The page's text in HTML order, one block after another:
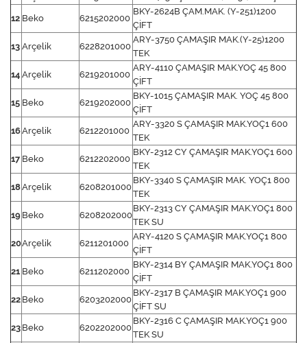
12 Beko 6215202000
BKY-2624B ÇAM.MAK. (Y-251)1200
ÇİFT
13 Arçelik 6228201000
ARY-3750 ÇAMAŞIR MAK.(Y-25)1200
TEK
14 Arçelik 6219201000
ARY-4110 ÇAMAŞIR MAK.YOÇ 45 800
ÇİFT
15 Beko 6219202000
BKY-1015 ÇAMAŞIR MAK. YOÇ 45 800
ÇİFT
16Arçelik 6212201000
ARY-3320 S ÇAMAŞIR MAK.YOÇ1 600
TEK
17 Beko 6212202000
BKY-2312 CY ÇAMAŞIR MAK.YOÇ1 600
TEK
18Arçelik 6208201000
BKY-3340 S ÇAMAŞIR MAK. YOÇ1 800
TEK
19 Beko 6208202000
BKY-2313 CY ÇAMAŞIR MAK.YOÇ1 800
TEK SU
20Arçelik 6211201000
ARY-4120 S ÇAMAŞIR MAK.YOÇ1 800
ÇİFT
21 Beko 6211202000
BKY-2314 BY ÇAMAŞIR MAK.YOÇ1 800
ÇİFT
22 Beko 6203202000
BKY-2317 B ÇAMAŞIR MAK.YOÇ1 900
ÇİFT SU
23 Beko 6202202000
BKY-2316 C ÇAMAŞIR MAK.YOÇ1 900
TEK SU